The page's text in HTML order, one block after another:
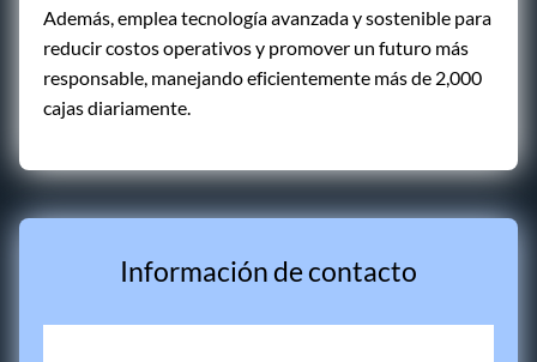
Además, emplea tecnología avanzada y sostenible para
reducir costos operativos y promover un futuro más
responsable, manejando eficientemente más de 2,000
cajas diariamente.
Información de contacto